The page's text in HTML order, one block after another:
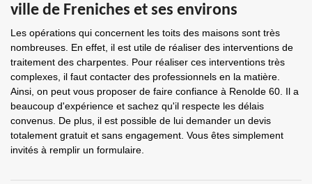
ville de Freniches et ses environs
Les opérations qui concernent les toits des maisons sont très
nombreuses. En effet, il est utile de réaliser des interventions de
traitement des charpentes. Pour réaliser ces interventions très
complexes, il faut contacter des professionnels en la matière.
Ainsi, on peut vous proposer de faire confiance à Renolde 60. Il a
beaucoup d'expérience et sachez qu'il respecte les délais
convenus. De plus, il est possible de lui demander un devis
totalement gratuit et sans engagement. Vous êtes simplement
invités à remplir un formulaire.